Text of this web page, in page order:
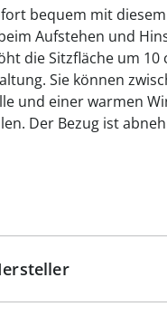
bequem mit
Aufstehen und
die Sitzfläche um
Sie können
und einer warmen
Der Bezug ist